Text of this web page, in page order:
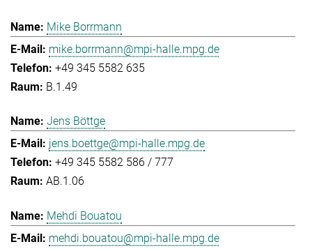
Mike Borrmann
mike.borrmann@mpi-halle.mpg.de
+49 345 5582 635
B.1.49
Jens Böttge
jens.boettge@mpi-halle.mpg.de
+49 345 5582 586 / 777
AB.1.06
Mehdi Bouatou
mehdi.bouatou@mpi-halle.mpg.de